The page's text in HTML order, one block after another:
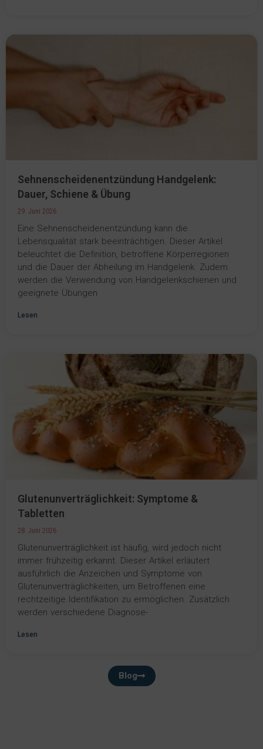
Sehnenscheidenentzündung Handgelenk:
Dauer, Schiene & Übung
29. Juni 2026
Eine Sehnenscheidenentzündung kann die
Lebensqualität stark beeinträchtigen. Dieser Artikel
beleuchtet die Definition, betroffene Körperregionen
und die Dauer der Abheilung im Handgelenk. Zudem
werden die Verwendung von Handgelenkschienen und
geeignete Übungen
Lesen
Glutenunverträglichkeit: Symptome &
Tabletten
28. Juni 2026
Glutenunverträglichkeit ist häufig, wird jedoch nicht
immer frühzeitig erkannt. Dieser Artikel erläutert
ausführlich die Anzeichen und Symptome von
Glutenunverträglichkeiten, um Betroffenen eine
rechtzeitige Identifikation zu ermöglichen. Zusätzlich
werden verschiedene Diagnose-
Lesen
Blog